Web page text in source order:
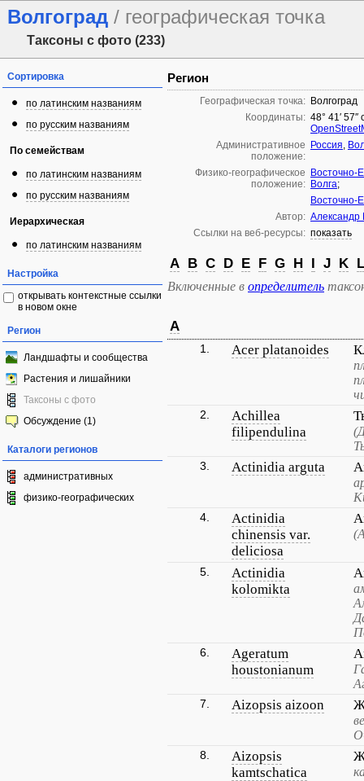
Волгоград / географическая точка
Таксоны с фото (233)
Сортировка
по латинским названиям
по русским названиям
По семействам
по латинским названиям
по русским названиям
Иерархическая
по латинским названиям
Настройка
открывать контекстные ссылки
в новом окне
Регион
Ландшафты и сообщества
Растения и лишайники
Таксоны с фото
Обсуждение (1)
Каталоги регионов
административных
физико-географических
Регион
Географическая точка: Волгоград
Координаты: 48° 41′
Административное
положение:
Россия,
Физико-географическое
положение:
Восточно-
Волга;
Восточно-
Автор: Александр
Ссылки на веб-ресурсы: показать
A B C D E F G H I J K L
Включенные в определитель
A
1. Acer platanoides
2.
Achillea
filipendulina
3. Actinidia arguta
4.
Actinidia
chinensis var.
deliciosa
5.
Actinidia
kolomikta
6.
Ageratum
houstonianum
7. Aizopsis aizoon
8.
Aizopsis
kamtschatica